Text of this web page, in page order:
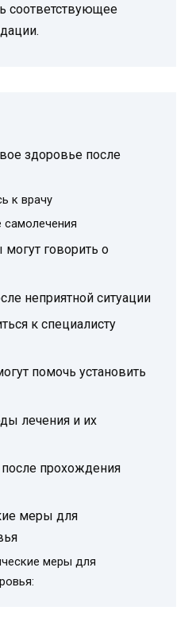
соответствующее
здоровье после
к врачу
самолечения
говорить о
неприятной ситуации
к специалисту
помочь установить
лечения и их
прохождения
меры для
меры для